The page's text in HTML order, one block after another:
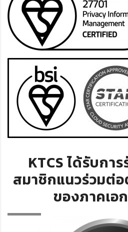
KTCS ได้รับการ
สมาชิกแนวร่วมต่
ของภาคเอ